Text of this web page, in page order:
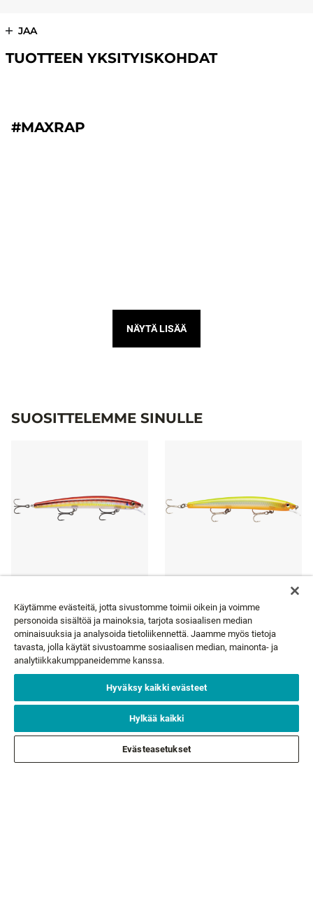
JAA
TUOTTEEN YKSITYISKOHDAT
#MAXRAP
NÄYTÄ LISÄÄ
SUOSITTELEMME SINULLE
10 väriä
Alkaen22,99 €
23,99 €
UUTISKIRJE
Käytämme evästeitä, jotta sivustomme toimii oikein ja voimme
personoida sisältöä ja mainoksia, tarjota sosiaalisen median
ominaisuuksia ja analysoida tietoliikennettä. Jaamme myös tietoja
tavasta, jolla käytät sivustoamme sosiaalisen median, mainonta- ja
analytiikkakumppaneidemme kanssa.
Hyväksy kaikki evästeet
Hylkää kaikki
Evästeasetukset